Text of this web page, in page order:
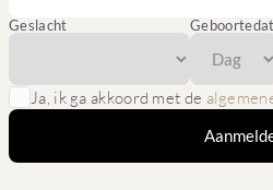
Geslacht
Ja, ik ga akkoord met de